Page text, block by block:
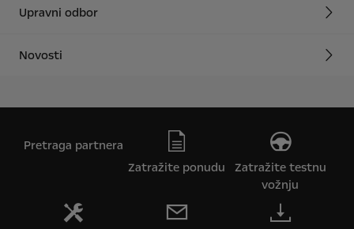
Upravni odbor
Novosti
Pretraga partnera
Zatražite ponudu
Zatražite testnu
vožnju